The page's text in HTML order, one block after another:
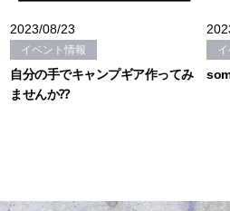
2023/08/23
イベント情報
自分の手でキャンプギア作ってみ
ませんか⁇